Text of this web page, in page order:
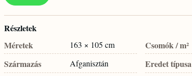
Részletek
Méretek
163 × 105 cm Csomók / m²
Származás Afganisztán Eredet típusa